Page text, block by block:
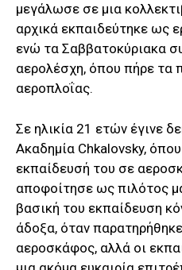
μεγάλωσε σε μια
αρχικά εκπαιδεύτηκε ως
ενώ τα Σαββατοκύριακα
αερολέσχη, όπου πήρε τα
αεροπλοΐας.
Σε ηλικία 21 ετών έγινε
Ακαδημία Chkalovsky,
εκπαίδευσή του σε
αποφοίτησε ως πιλότος
βασική του εκπαίδευση
άδοξα, όταν
αεροσκάφος, αλλά οι